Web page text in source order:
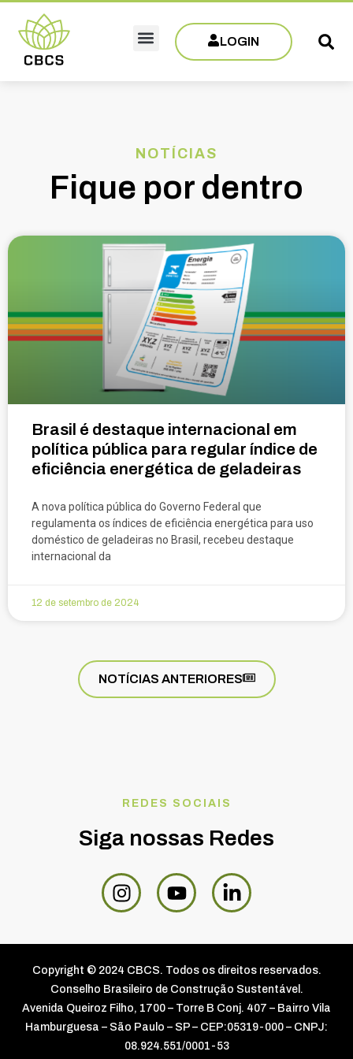
LOGIN
NOTÍCIAS
Fique por dentro
Brasil é destaque internacional em
política pública para regular índice de
eficiência energética de geladeiras
A nova política pública do Governo Federal que
regulamenta os índices de eficiência energética para uso
doméstico de geladeiras no Brasil, recebeu destaque
internacional da
12 de setembro de 2024
NOTÍCIAS ANTERIORES
REDES SOCIAIS
Siga nossas Redes
Copyright © 2024 CBCS. Todos os direitos reservados.
Conselho Brasileiro de Construção Sustentável.
Avenida Queiroz Filho, 1700 – Torre B Conj. 407 – Bairro Vila
Hamburguesa – São Paulo – SP – CEP:05319-000 – CNPJ:
08.924.551/0001-53